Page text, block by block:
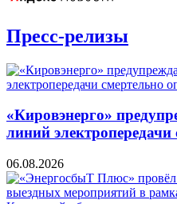
Пресс-релизы
«Кировэнерго»
линий электропередачи
06.08.2026